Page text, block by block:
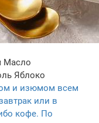
Масло
Яблоко
и изюмом всем
или в
кофе. По